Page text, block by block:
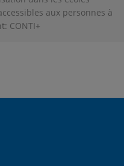
aux personnes à
CONTI+